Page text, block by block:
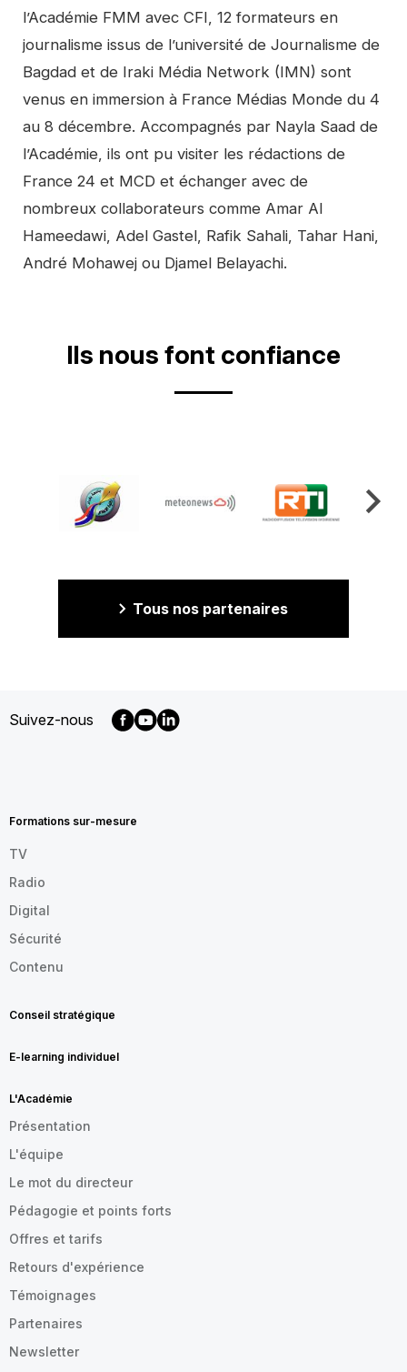
l’Académie FMM avec CFI, 12 formateurs en
journalisme issus de l’université de Journalisme de
Bagdad et de Iraki Média Network (IMN) sont
venus en immersion à France Médias Monde du 4
au 8 décembre. Accompagnés par Nayla Saad de
l’Académie, ils ont pu visiter les rédactions de
France 24 et MCD et échanger avec de
nombreux collaborateurs comme Amar Al
Hameedawi, Adel Gastel, Rafik Sahali, Tahar Hani,
André Mohawej ou Djamel Belayachi.
Ils nous font confiance
Tous nos partenaires
Suivez-nous
FR
Formations sur-mesure
TV
Radio
Digital
Sécurité
Contenu
Conseil stratégique
E-learning individuel
L'Académie
Présentation
L'équipe
Le mot du directeur
Pédagogie et points forts
Offres et tarifs
Retours d'expérience
Témoignages
Partenaires
Newsletter